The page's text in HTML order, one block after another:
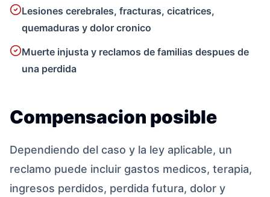
Lesiones cerebrales, fracturas, cicatrices,
quemaduras y dolor cronico
Muerte injusta y reclamos de familias despues de
una perdida
Compensacion posible
Dependiendo del caso y la ley aplicable, un
reclamo puede incluir gastos medicos, terapia,
ingresos perdidos, perdida futura, dolor y